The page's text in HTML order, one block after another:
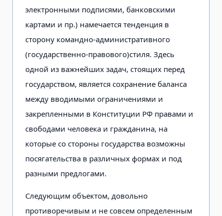
электронными подписями, банковскими
картами и пр.) намечается тенденция в
сторону командно-административного
(государственно-правового)стиля. Здесь
одной из важнейших задач, стоящих перед
государством, является сохранение баланса
между вводимыми ограничениями и
закрепленными в Конституции РФ правами и
свободами человека и гражданина, на
которые со стороны государства возможны
посягательства в различных формах и под
разными предлогами.
Следующим объектом, довольно
противоречивым и не совсем определенным